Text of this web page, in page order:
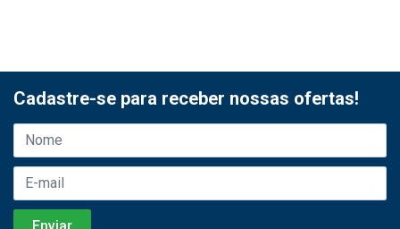
Cadastre-se para receber nossas ofertas!